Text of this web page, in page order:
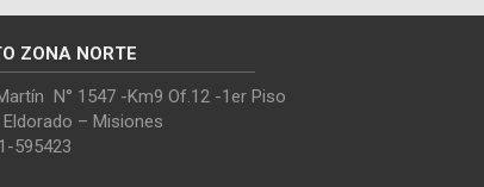
ZONA NORTE
N° 1547 -Km9 Of.12 -1er Piso
Eldorado – Misiones
595423